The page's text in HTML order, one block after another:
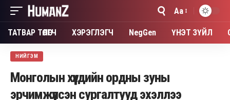
Font
Resizer
Aa
ТАТВАР ТӨЛӨГЧ ХЭРЭГЛЭГЧ NegGen ҮНЭТ ЗҮЙЛ
НИЙГЭМ
Монголын хүүхдийн ордны зуны
эрчимжүүлсэн сургалтууд эхэллээ